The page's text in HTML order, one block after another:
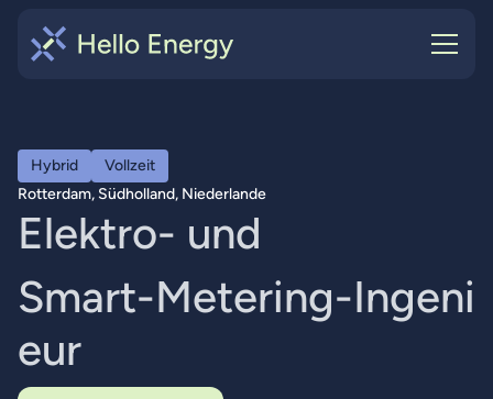
Hybrid
Vollzeit
Rotterdam, Südholland, Niederlande
Elektro- und
Smart-Metering-Ingeni
eur